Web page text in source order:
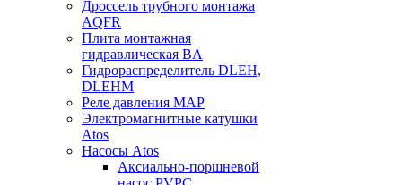
Дроссель трубного монтажа
AQFR
Плита монтажная
гидравлическая BA
Гидрораспределитель DLEH,
DLEHM
Реле давления MAP
Электромагнитные катушки
Atos
Насосы Atos
Аксиально-поршневой